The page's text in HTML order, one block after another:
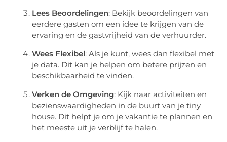
Lees Beoordelingen: Bekijk beoordelingen van
eerdere gasten om een idee te krijgen van de
ervaring en de gastvrijheid van de verhuurder.
Wees Flexibel: Als je kunt, wees dan flexibel met
je data. Dit kan je helpen om betere prijzen en
beschikbaarheid te vinden.
Verken de Omgeving: Kijk naar activiteiten en
bezienswaardigheden in de buurt van je tiny
house. Dit helpt je om je vakantie te plannen en
het meeste uit je verblijf te halen.